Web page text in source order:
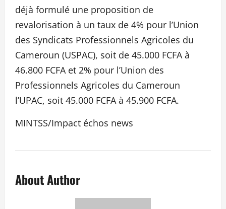
déjà formulé une proposition de
revalorisation à un taux de 4% pour l’Union
des Syndicats Professionnels Agricoles du
Cameroun (USPAC), soit de 45.000 FCFA à
46.800 FCFA et 2% pour l’Union des
Professionnels Agricoles du Cameroun
l’UPAC, soit 45.000 FCFA à 45.900 FCFA.
MINTSS/Impact échos news
About Author